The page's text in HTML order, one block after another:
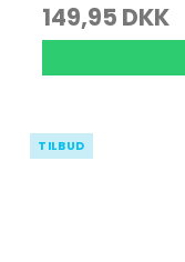
149,95 DKK
TILBUD